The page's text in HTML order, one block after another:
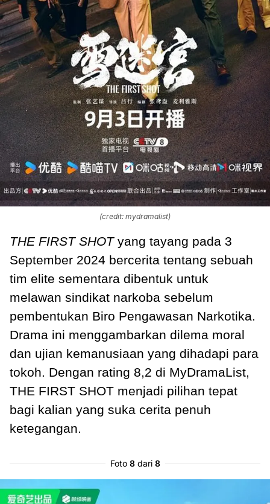
(credit: mydramalist)
THE FIRST SHOT yang tayang pada 3
September 2024 bercerita tentang sebuah
tim elite sementara dibentuk untuk
melawan sindikat narkoba sebelum
pembentukan Biro Pengawasan Narkotika.
Drama ini menggambarkan dilema moral
dan ujian kemanusiaan yang dihadapi para
tokoh. Dengan rating 8,2 di MyDramaList,
THE FIRST SHOT menjadi pilihan tepat
bagi kalian yang suka cerita penuh
ketegangan.
Foto 8dari 8